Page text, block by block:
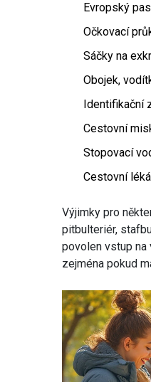
Evropský
Očkovací
Sáčky na
Obojek,
Identifikační
Cestovní
Stopovací
Cestovní
Výjimky pro
pitbulteriér,
povolen vstup na
zejména pokud